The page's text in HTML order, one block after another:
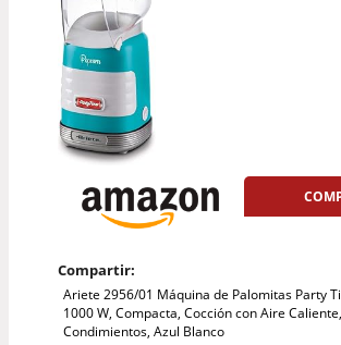
Compartir:
Ariete 2956/01 Máquina de Palomitas Party
1000 W, Compacta, Cocción con Aire
Condimientos, Azul Blanco